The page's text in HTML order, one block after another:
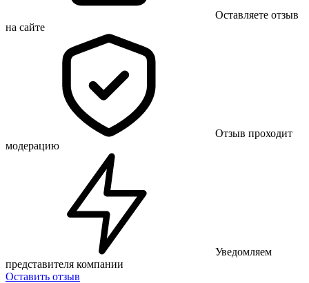
Оставляете отзыв
на сайте
Отзыв проходит
модерацию
Уведомляем
представителя компании
Оставить отзыв